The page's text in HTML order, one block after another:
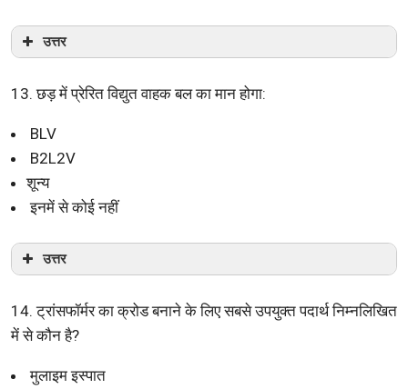
उत्तर
13. छड़ में प्रेरित विद्युत वाहक बल का मान होगा:
BLV
B2L2V
शून्य
इनमें से कोई नहीं
उत्तर
14. ट्रांसफॉर्मर का क्रोड बनाने के लिए सबसे उपयुक्त पदार्थ निम्नलिखित
में से कौन है?
मुलाइम इस्पात